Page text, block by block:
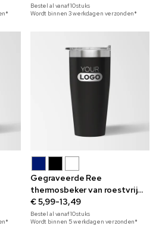
Bestel al vanaf10stuks
Wordt binnen 3 werkdagen verzonden*
Gegraveerde Ree
thermosbeker van roestvrij
staal 530 ml
€ 5,99-13,49
Bestel al vanaf10stuks
Wordt binnen 5 werkdagen verzonden*